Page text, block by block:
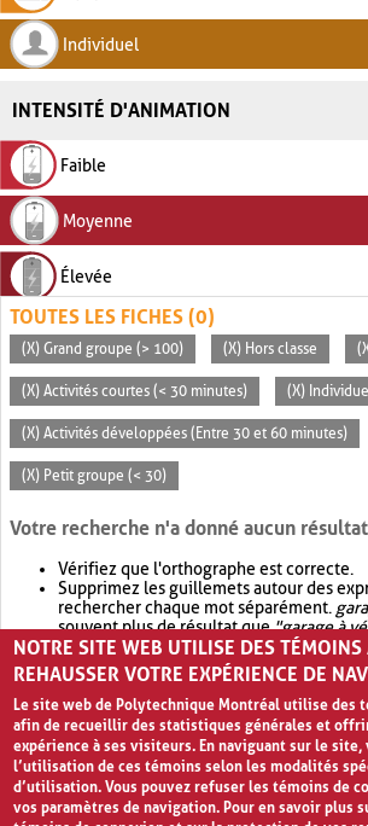
Individuel
INTENSITÉ D'ANIMATION
Faible
Moyenne
Élevée
TOUTES LES FICHES (0)
(X) Grand groupe (> 100) (X) Hors classe
(X) Activités courtes (< 30 minutes) (X)
(X) Activités développées (Entre 30 et 60 minutes)
(X) Petit groupe (< 30)
Votre recherche n'a donné aucun résultat
Vérifiez que l'orthographe est correcte.
Supprimez les guillemets autour des
rechercher chaque mot séparément.
souvent plus de résultat que"garage à
Envisagez d'élargir votre recherche avec
retournera souvent plus de résultat que
NOTRE SITE WEB UTILISE DES TÉMOINS
REHAUSSER VOTRE EXPÉRIENCE DE
Le site web de Polytechnique Montréal utilise des
afin de recueillir des statistiques générales et
expérience à ses visiteurs. En naviguant sur le site,
l’utilisation de ces témoins selon les modalités
d’utilisation. Vous pouvez refuser les témoins de
vos paramètres de navigation. Pour en savoir plus